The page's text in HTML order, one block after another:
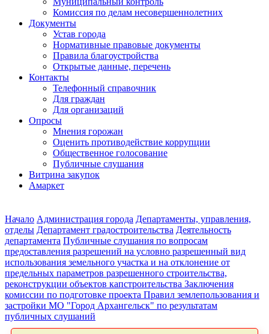
Комиссия по делам несовершеннолетних
Документы
Устав города
Нормативные правовые документы
Правила благоустройства
Открытые данные, перечень
Контакты
Телефонный справочник
Для граждан
Для организаций
Опросы
Мнения горожан
Оценить противодействие коррупции
Общественное голосование
Публичные слушания
Витрина закупок
Амаркет
Начало Администрация города Департаменты, управления,
отделы Департамент градостроительства Деятельность
департамента Публичные слушания по вопросам
предоставления разрешений на условно разрешенный вид
использования земельного участка и на отклонение от
предельных параметров разрешенного строительства,
реконструкции объектов капстроительства Заключения
комиссии по подготовке проекта Правил землепользования и
застройки МО "Город Архангельск" по результатам
публичных слушаний